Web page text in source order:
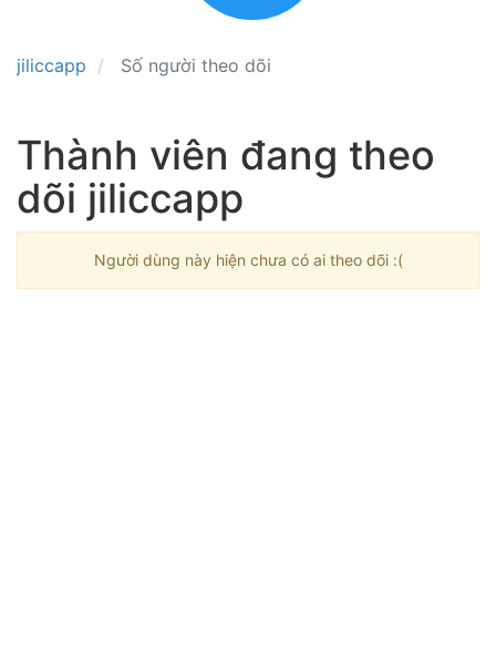
jiliccapp Số người theo dõi
Thành viên đang theo
dõi jiliccapp
Người dùng này hiện chưa có ai theo dõi :(